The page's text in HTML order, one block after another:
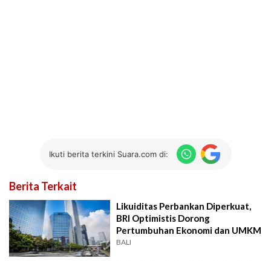
Ikuti berita terkini Suara.com di:
Berita Terkait
Likuiditas Perbankan Diperkuat,
BRI Optimistis Dorong
Pertumbuhan Ekonomi dan UMKM
BALI